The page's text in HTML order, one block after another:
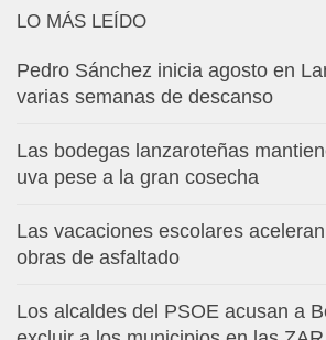
LO MÁS LEÍDO
Pedro Sánchez inicia agosto en
varias semanas de descanso
Las bodegas lanzaroteñas
uva pese a la gran cosecha
Las vacaciones escolares
obras de asfaltado
Los alcaldes del PSOE acusan a